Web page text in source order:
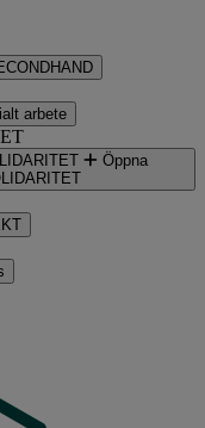
arbete
Öppna